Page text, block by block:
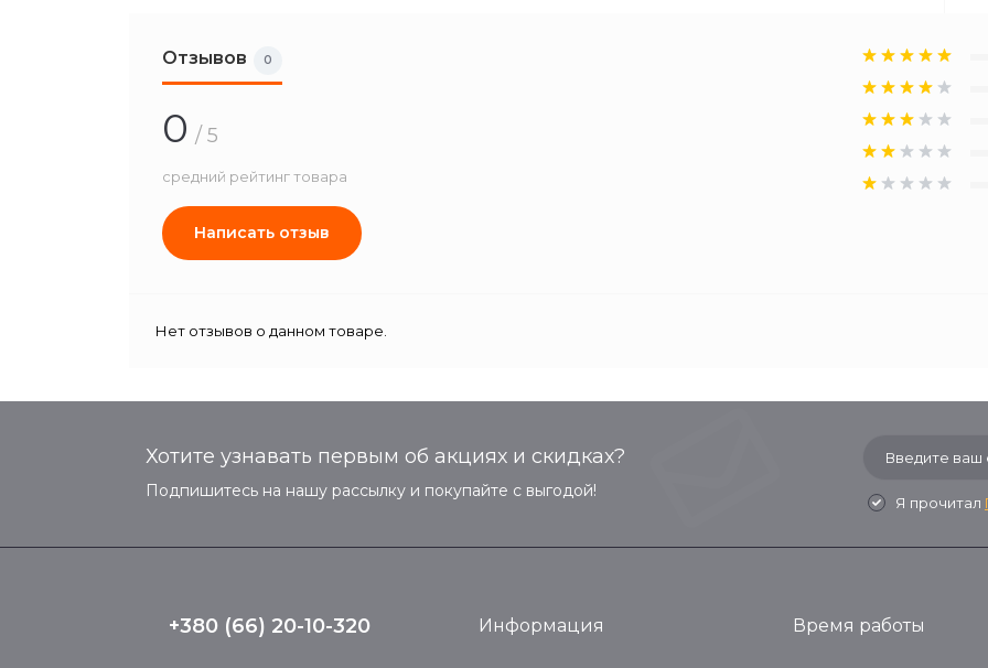
Отзывов 0
0 / 5
средний рейтинг товара
Написать отзыв
Нет отзывов о данном товаре.
Хотите узнавать первым об акциях и скидках?
Подпишитесь на нашу рассылку и покупайте с выгодой!
Я прочитал
+380 (66) 20-10-320 Информация Время работы